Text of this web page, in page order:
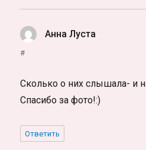
Анна Луста
#
Сколько о них слышала- и
Спасибо за фото!:)
Ответить